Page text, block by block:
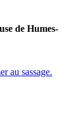
de Humes-
au sassage.